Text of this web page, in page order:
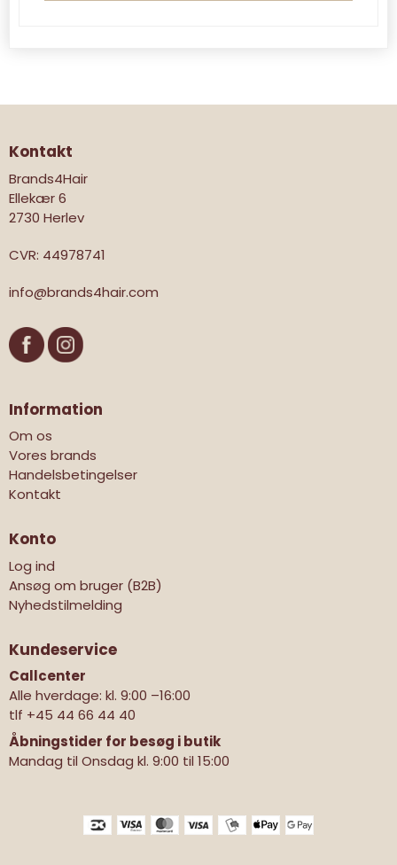
Kontakt
Brands4Hair
Ellekær 6
2730 Herlev
CVR: 44978741
info@brands4hair.com
Information
Om os
Vores brands
Handelsbetingelser
Kontakt
Konto
Log ind
Ansøg om bruger (B2B)
Nyhedstilmelding
Kundeservice
Callcenter
Alle hverdage: kl. 9:00 –16:00
tlf +45 44 66 44 40
Åbningstider for besøg i butik
Mandag til Onsdag kl. 9:00 til 15:00